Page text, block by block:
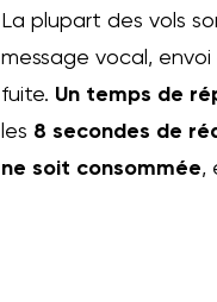
La plupart des vols
message vocal,
fuite. Un temps de
les 8 secondes de
ne soit consommée,